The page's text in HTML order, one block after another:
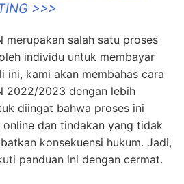
>>>
merupakan salah satu proses
individu untuk membayar
ini, kami akan membahas cara
2022/2023 dengan lebih
diingat bahwa proses ini
online dan tindakan yang tidak
konsekuensi hukum. Jadi,
panduan ini dengan cermat.